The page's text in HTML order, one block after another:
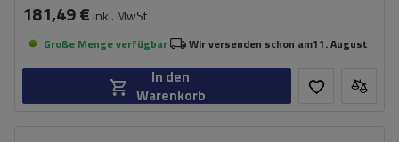
181,49 € inkl. MwSt
Große Menge verfügbar Wir versenden schon am11. August
In den
Warenkorb